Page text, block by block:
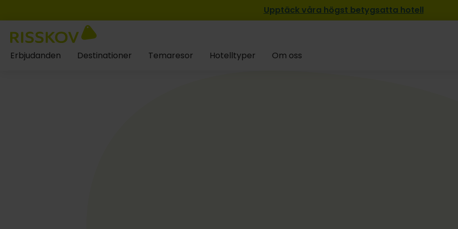
Upptäck våra högst betygsatta hotell
Erbjudanden Destinationer Temaresor Hotelltyper Om oss